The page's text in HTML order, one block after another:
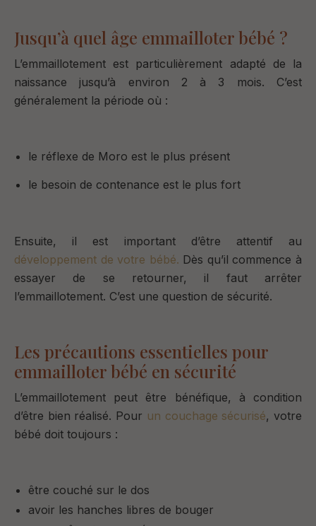
Jusqu’à quel âge emmailloter bébé ?
L’emmaillotement est particulièrement adapté de la
naissance jusqu’à environ 2 à 3 mois. C’est
généralement la période où :
le réflexe de Moro est le plus présent
le besoin de contenance est le plus fort
Ensuite, il est important d’être attentif au
développement de votre bébé. Dès qu’il commence à
essayer de se retourner, il faut arrêter
l’emmaillotement. C’est une question de sécurité.
Les précautions essentielles pour
emmailloter bébé en sécurité
L’emmaillotement peut être bénéfique, à condition
d’être bien réalisé. Pour un couchage sécurisé, votre
bébé doit toujours :
être couché sur le dos
avoir les hanches libres de bouger